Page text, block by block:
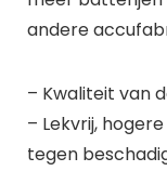
andere
– Kwaliteit van
– Lekvrij,
tegen